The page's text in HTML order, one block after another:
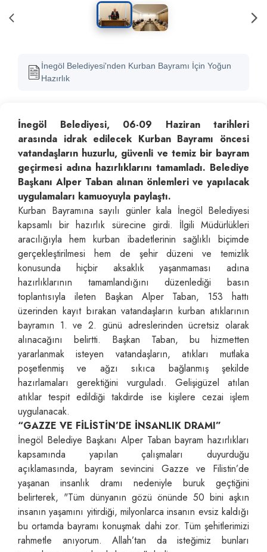
İnegöl Belediyesi'nden Kurban Bayramı İçin Yoğun
Hazırlık
İnegöl Belediyesi, 06-09 Haziran tarihleri
arasında idrak edilecek Kurban Bayramı öncesi
vatandaşların huzurlu, güvenli ve temiz bir bayram
geçirmesi adına hazırlıklarını tamamladı. Belediye
Başkanı Alper Taban alınan önlemleri ve yapılacak
uygulamaları kamuoyuyla paylaştı.
Kurban Bayramına sayılı günler kala İnegöl Belediyesi
kapsamlı bir hazırlık sürecine girdi. İlgili Müdürlükleri
aracılığıyla hem kurban ibadetlerinin sağlıklı biçimde
gerçekleştirilmesi hem de şehir düzeni ve temizlik
konusunda hiçbir aksaklık yaşanmaması adına
hazırlıklarının tamamlandığını düzenlediği basın
toplantısıyla ileten Başkan Alper Taban, 153 hattı
üzerinden kayıt bırakan vatandaşların kurban atıklarının
bayramın 1. ve 2. günü adreslerinden ücretsiz olarak
alınacağını belirtti. Başkan Taban, bu hizmetten
yararlanmak isteyen vatandaşların, atıkları mutlaka
poşetlenmiş ve ağzı sıkıca bağlanmış şekilde
hazırlamaları gerektiğini vurguladı. Gelişigüzel atılan
atıklar tespit edildiği takdirde ise kişilere cezai işlem
uygulanacak.
“GAZZE VE FİLİSTİN’DE İNSANLIK DRAMI”
İnegöl Belediye Başkanı Alper Taban bayram hazırlıkları
kapsamında yapılan çalışmaları duyurduğu
açıklamasında, bayram sevincini Gazze ve Filistin’de
yaşanan insanlık dramı nedeniyle buruk geçtiğini
belirterek, "Tüm dünyanın gözü önünde 50 bini aşkın
insanın yaşamını yitirdiği, milyonlarca insanın evsiz kaldığı
bu ortamda bayramı konuşmak dahi zor. Tüm şehitlerimizi
rahmetle anıyorum. Allah’tan da isteğimiz bunları